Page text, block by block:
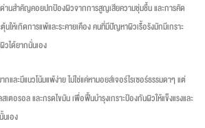
ด่านสำคัญคอยปกป้องผิวจากการสูญเสียความชุ่มชื้น และการคัด
ให้เกิดการแพ้และระคายเคือง คนที่มีปัญหาผิวเรื้อรังมักมีเกราะ
ได้ยากนั่นเอง
ละมีแนวโน้มแพ้ง่าย ไม่ใช่แค่หามอยส์เจอร์ไรเซอร์ธรรมดาๆ แต่
เตอรอล และกรดไขมัน เพื่อฟื้นบำรุงเกราะป้องกันผิวให้แข็งแรงและ
เอง